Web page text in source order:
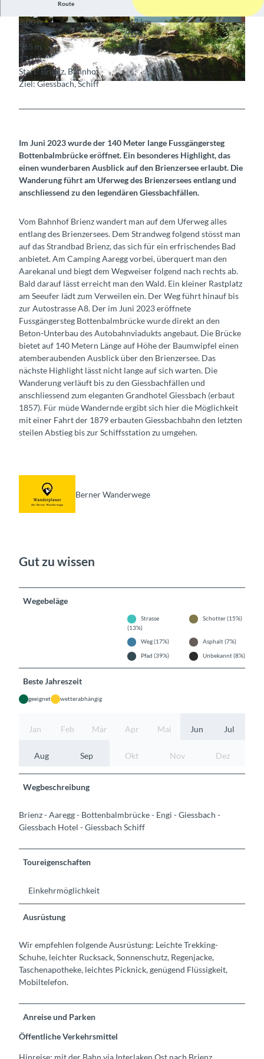
© Berner Wanderwege
© Fabienne Pfefferli, Berner Wanderwege © Fabienne Pfefferli, Berner Wanderwege
Route
2:00 h
6,42 km
200 m
200 m
565 m
741 m
176 m
Start: Brienz, Bahnhof
Ziel: Giessbach, Schiff
Im Juni 2023 wurde der 140 Meter lange Fussgängersteg
Bottenbalmbrücke eröffnet. Ein besonderes Highlight, das
einen wunderbaren Ausblick auf den Brienzersee erlaubt. Die
Wanderung führt am Uferweg des Brienzersees entlang und
anschliessend zu den legendären Giessbachfällen.
Vom Bahnhof Brienz wandert man auf dem Uferweg alles
entlang des Brienzersees. Dem Strandweg folgend stösst man
auf das Strandbad Brienz, das sich für ein erfrischendes Bad
anbietet. Am Camping Aaregg vorbei, überquert man den
Aarekanal und biegt dem Wegweiser folgend nach rechts ab.
Bald darauf lässt erreicht man den Wald. Ein kleiner Rastplatz
am Seeufer lädt zum Verweilen ein. Der Weg führt hinauf bis
zur Autostrasse A8. Der im Juni 2023 eröffnete
Fussgängersteg Bottenbalmbrücke wurde direkt an den
Beton-Unterbau des Autobahnviadukts angebaut. Die Brücke
bietet auf 140 Metern Länge auf Höhe der Baumwipfel einen
atemberaubenden Ausblick über den Brienzersee. Das
nächste Highlight lässt nicht lange auf sich warten. Die
Wanderung verläuft bis zu den Giessbachfällen und
anschliessend zum eleganten Grandhotel Giessbach (erbaut
1857). Für müde Wandernde ergibt sich hier die Möglichkeit
mit einer Fahrt der 1879 erbauten Giessbachbahn den letzten
steilen Abstieg bis zur Schiffsstation zu umgehen.
Berner Wanderwege
Gut zu wissen
Wegebeläge
Strasse
(13%)
Schotter (15%)
Weg (17%)
Asphalt (7%)
Pfad (39%)
Unbekannt (8%)
Beste Jahreszeit
geeignet wetterabhängig
Jan Feb Mär Apr Mai Jun Jul
Aug Sep Okt Nov Dez
Wegbeschreibung
Brienz - Aaregg - Bottenbalmbrücke - Engi - Giessbach -
Giessbach Hotel - Giessbach Schiff
Toureigenschaften
Einkehrmöglichkeit
Ausrüstung
Wir empfehlen folgende Ausrüstung: Leichte Trekking-
Schuhe, leichter Rucksack, Sonnenschutz, Regenjacke,
Taschenapotheke, leichtes Picknick, genügend Flüssigkeit,
Mobiltelefon.
Anreise und Parken
Öffentliche Verkehrsmittel
Hinreise: mit der Bahn via Interlaken Ost nach Brienz